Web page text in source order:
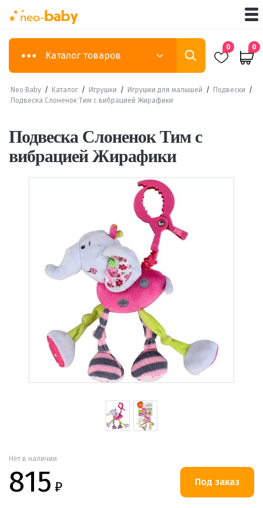
Каталог товаров
0 0
Neo Baby / Каталог / Игрушки / Игрушки для малышей / Подвески /
Подвеска Слоненок Тим с вибрацией Жирафики
Подвеска Слоненок Тим с
вибрацией Жирафики
Нет в наличии
815 ₽